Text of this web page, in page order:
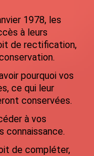
1978, les
à leurs
de rectification,
pourquoi vos
ce qui leur
conservées.
à vos
connaissance.
de compléter,